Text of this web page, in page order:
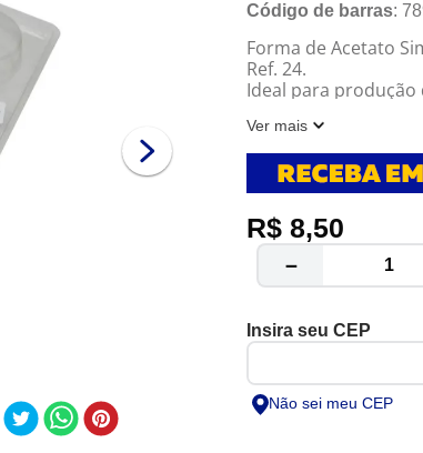
Código de barras:
Forma de Acetato
Ref. 24.
Ideal para
confeitaria.
Indicação de Uso:
Sabonete Artesanal
Características:
Super simples de
excelente custo x
Forma de
Ver mais
R$ 8,50
－
Não sei meu CEP